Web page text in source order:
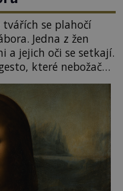
tvářích se plahočí
Jedna z žen
a jejich oči se setkají.
které nebožačku
Jména jako
Mengele (1911–
zná každý,
Jenže […]